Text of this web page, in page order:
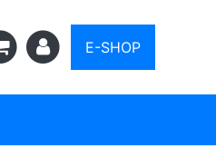
E-SHOP